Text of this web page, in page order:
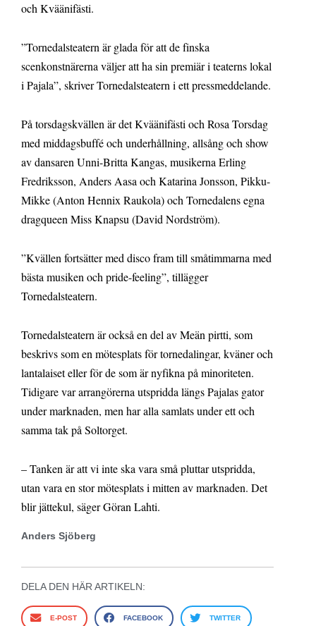
och Kväänifästi.
”Tornedalsteatern är glada för att de finska
scenkonstnärerna väljer att ha sin premiär i teaterns lokal
i Pajala”, skriver Tornedalsteatern i ett pressmeddelande.
På torsdagskvällen är det Kväänifästi och Rosa Torsdag
med middagsbuffé och underhållning, allsång och show
av dansaren Unni-Britta Kangas, musikerna Erling
Fredriksson, Anders Aasa och Katarina Jonsson, Pikku-
Mikke (Anton Hennix Raukola) och Tornedalens egna
dragqueen Miss Knapsu (David Nordström).
”Kvällen fortsätter med disco fram till småtimmarna med
bästa musiken och pride-feeling”, tillägger
Tornedalsteatern.
Tornedalsteatern är också en del av Meän pirtti, som
beskrivs som en mötesplats för tornedalingar, kväner och
lantalaiset eller för de som är nyfikna på minoriteten.
Tidigare var arrangörerna utspridda längs Pajalas gator
under marknaden, men har alla samlats under ett och
samma tak på Soltorget.
– Tanken är att vi inte ska vara små pluttar utspridda,
utan vara en stor mötesplats i mitten av marknaden. Det
blir jättekul, säger Göran Lahti.
Anders Sjöberg
DELA DEN HÄR ARTIKELN:
E-POST FACEBOOK TWITTER